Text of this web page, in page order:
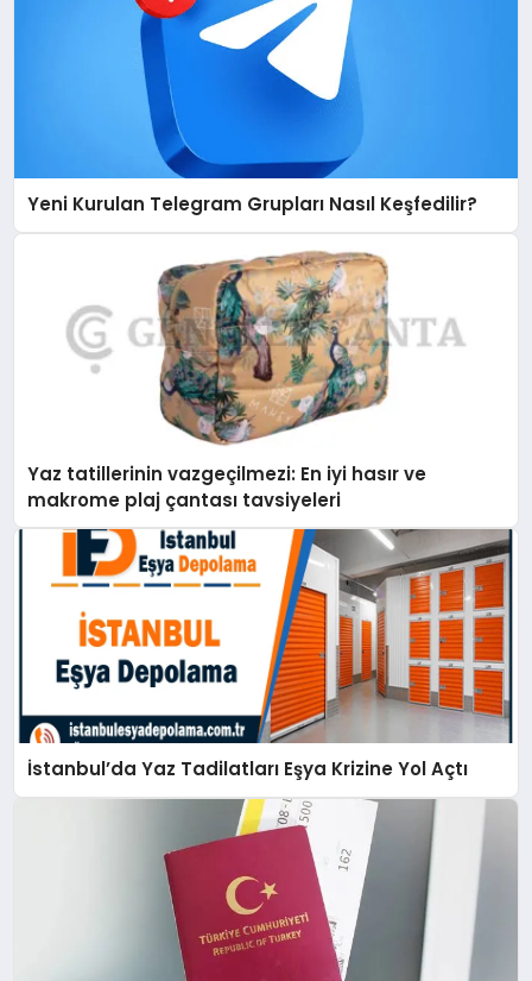
Yeni Kurulan Telegram Grupları Nasıl Keşfedilir?
Yaz tatillerinin vazgeçilmezi: En iyi hasır ve
makrome plaj çantası tavsiyeleri
İstanbul’da Yaz Tadilatları Eşya Krizine Yol Açtı